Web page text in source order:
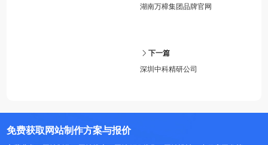
湖南万樟集团品牌官网
下一篇
深圳中科精研公司
免费获取网站制作方案与报价